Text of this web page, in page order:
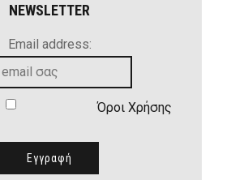
NEWSLETTER
Email address:
Όροι Χρήσης